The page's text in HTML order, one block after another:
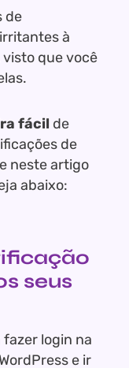
de
à
visto que você
fácil de
de
neste artigo
abaixo:
seus
login na
e ir